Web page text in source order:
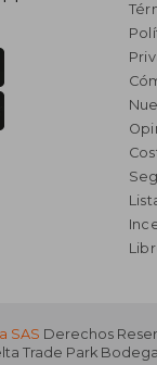
SAS Derechos
Trade Park